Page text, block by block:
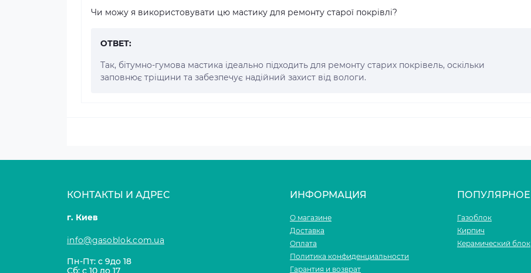
Чи можу я використовувати цю мастику для ремонту старої покрівлі?
ОТВЕТ:
Так, бітумно-гумова мастика ідеально підходить для ремонту старих покрівель, оскільки
заповнює тріщини та забезпечує надійний захист від вологи.
КОНТАКТЫ И АДРЕС
г. Киев
info@gasoblok.com.ua
Пн-Пт: с 9до 18
Сб: с 10 до 17
ИНФОРМАЦИЯ
О магазине
Доставка
Оплата
Политика конфиденциальности
Гарантия и возврат
ПОПУЛЯРНОЕ
Газоблок
Кирпич
Керамический блок